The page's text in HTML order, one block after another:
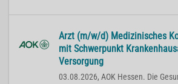
Arzt (m/w/d) Medizinisches
mit Schwerpunkt
Versorgung
03.08.2026, AOK Hessen. Die